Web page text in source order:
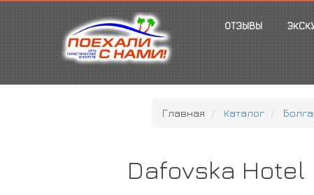
ОТЗЫВЫ
Главная Каталог
Dafovska Hotel